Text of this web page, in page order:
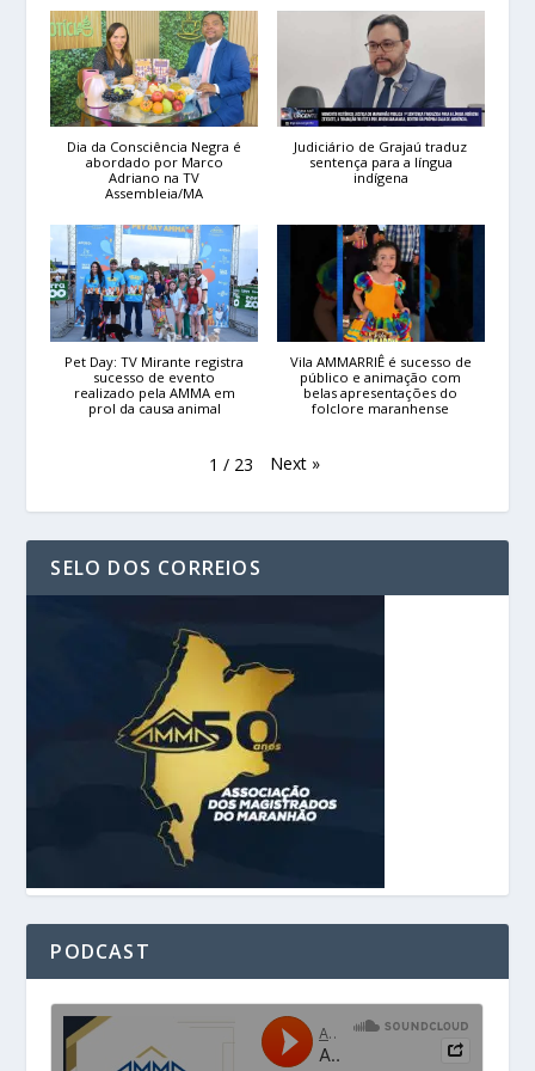
Dia da Consciência Negra é
abordado por Marco
Adriano na TV
Assembleia/MA
Judiciário de Grajaú traduz
sentença para a língua
indígena
Pet Day: TV Mirante registra
sucesso de evento
realizado pela AMMA em
prol da causa animal
Vila AMMARRIÊ é sucesso de
público e animação com
belas apresentações do
folclore maranhense
1 / 23 Next »
SELO DOS CORREIOS
PODCAST